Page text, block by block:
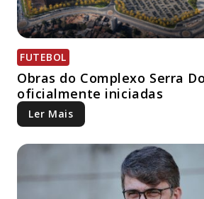
FUTEBOL
Obras do Complexo Serra
oficialmente iniciadas
Ler Mais